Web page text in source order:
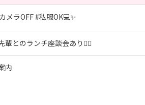
メラOFF #私服OK💻✨
とのランチ座談会あり💁‍♀️
内